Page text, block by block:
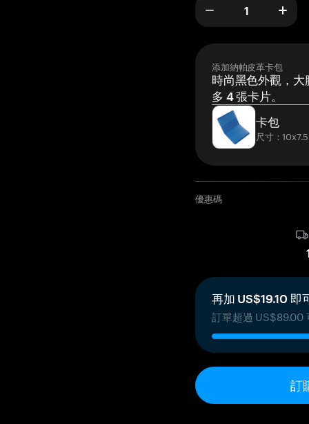
添加納帕皮革卡包
時尚黑色外觀，大
多 4 張卡片。
卡包
尺寸：
優惠碼
再加 US$19.10 即
訂單超過 US$89.00
訂